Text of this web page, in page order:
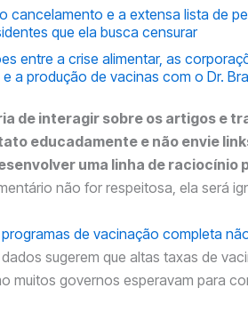
cancelamento e a extensa lista de
que ela busca censurar.
entre a crise alimentar, as
a produção de vacinas com o Dr.
de interagir sobre os artigos e
educadamente e não envie
uma linha de raciocínio
não for respeitosa, ela será
de vacinação completa
dados sugerem que altas taxas de
muitos governos esperavam para